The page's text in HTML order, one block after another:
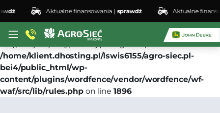
Deprecated: preg_replace(): Passing null to parameter
#3 ($subject) of type array|string is deprecated in
/home/klient.dhosting.pl/lswis6155/agro-siec.pl-
bei4/public_html/wp-
content/plugins/wordfence/vendor/wordfence/wf-
waf/src/lib/rules.phpon line1896
Aktualne finansowania |sprawdź Aktualne